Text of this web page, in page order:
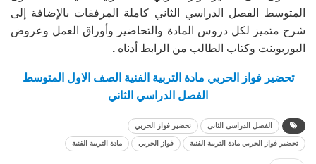
المتوسط الفصل الدراسي الثاني كاملة المرفقات بالإضافة إلى
شرح متميز لكل دروس المادة والتحاضير وأوراق العمل وعروض
البوربوينت وكتاب الطالب من الرابط أدناه .
تحضير فواز الحربي مادة التربية الفنية الصف الاول المتوسط
الفصل الدراسي الثاني
الفصل الدراسى الثانى تحضير فواز الحربي
تحضير فواز الحربي مادة التربية الفنية فواز الحربي مادة التربية الفنية